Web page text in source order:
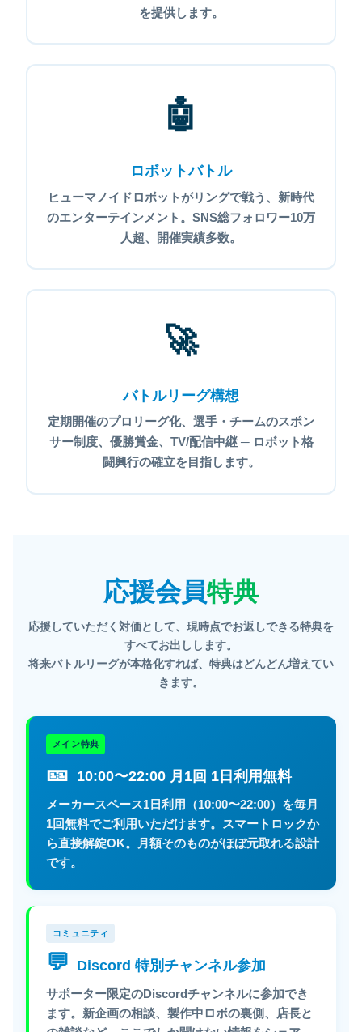
を提供します。
🤖
ロボットバトル
ヒューマノイドロボットがリングで戦う、新時代
のエンターテインメント。SNS総フォロワー10万
人超、開催実績多数。
🚀
バトルリーグ構想
定期開催のプロリーグ化、選手・チームのスポン
サー制度、優勝賞金、TV/配信中継 ─ ロボット格
闘興行の確立を目指します。
応援会員特典
応援していただく対価として、現時点でお返しできる特典を
すべてお出しします。
将来バトルリーグが本格化すれば、特典はどんどん増えてい
きます。
メイン特典
🎫 10:00〜22:00 月1回 1日利用無料
メーカースペース1日利用（10:00〜22:00）を毎月
1回無料でご利用いただけます。スマートロックか
ら直接解錠OK。月額そのものがほぼ元取れる設計
です。
コミュニティ
💬 Discord 特別チャンネル参加
サポーター限定のDiscordチャンネルに参加でき
ます。新企画の相談、製作中ロボの裏側、店長と